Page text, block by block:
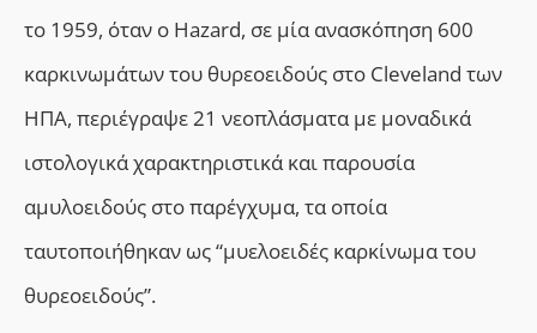
το 1959, όταν ο Hazard, σε μία ανασκόπηση 600
καρκινωμάτων του θυρεοειδούς στο Cleveland των
ΗΠΑ, περιέγραψε 21 νεοπλάσματα με μοναδικά
ιστολογικά χαρακτηριστικά και παρουσία
αμυλοειδούς στο παρέγχυμα, τα οποία
ταυτοποιήθηκαν ως “μυελοειδές καρκίνωμα του
θυρεοειδούς”.